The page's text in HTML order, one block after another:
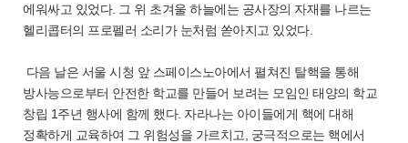
에워싸고 있었다. 그 위 초겨울 하늘에는 공사장의 자재를 나르는
헬리콥터의 프로펠러 소리가 눈처럼 쏟아지고 있었다.
다음 날은 서울 시청 앞 스페이스노아에서 펼쳐진 탈핵을 통해
방사능으로부터 안전한 학교를 만들어 보려는 모임인 태양의 학교
창립 1주년 행사에 함께 했다. 자라나는 아이들에게 핵에 대해
정확하게 교육하여 그 위험성을 가르치고, 궁극적으로는 핵에서